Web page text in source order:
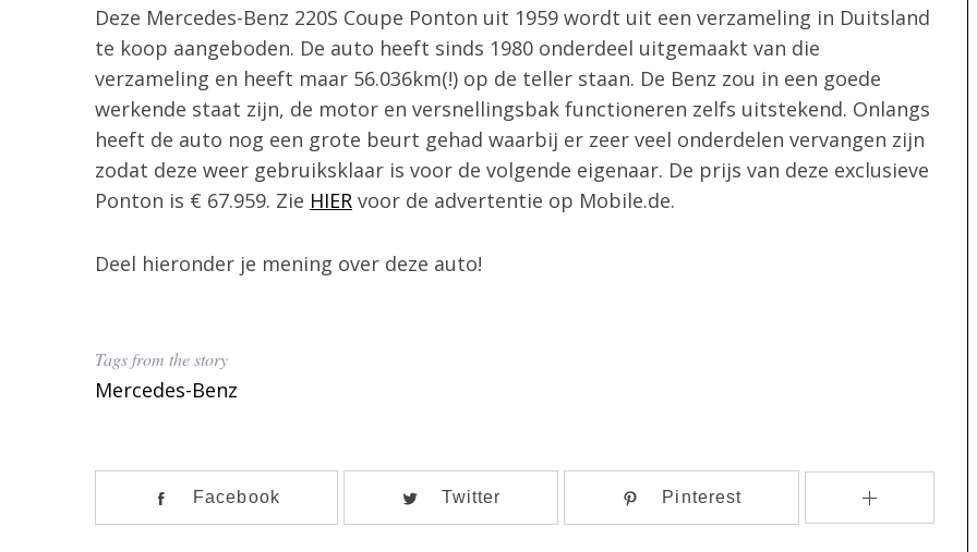
Deze Mercedes-Benz 220S Coupe Ponton uit 1959 wordt uit een verzameling in Duitsland
te koop aangeboden. De auto heeft sinds 1980 onderdeel uitgemaakt van die
verzameling en heeft maar 56.036km(!) op de teller staan. De Benz zou in een goede
werkende staat zijn, de motor en versnellingsbak functioneren zelfs uitstekend. Onlangs
heeft de auto nog een grote beurt gehad waarbij er zeer veel onderdelen vervangen zijn
zodat deze weer gebruiksklaar is voor de volgende eigenaar. De prijs van deze exclusieve
Ponton is € 67.959. Zie HIER voor de advertentie op Mobile.de.
Deel hieronder je mening over deze auto!
Tags from the story
Mercedes-Benz
Facebook Twitter Pinterest